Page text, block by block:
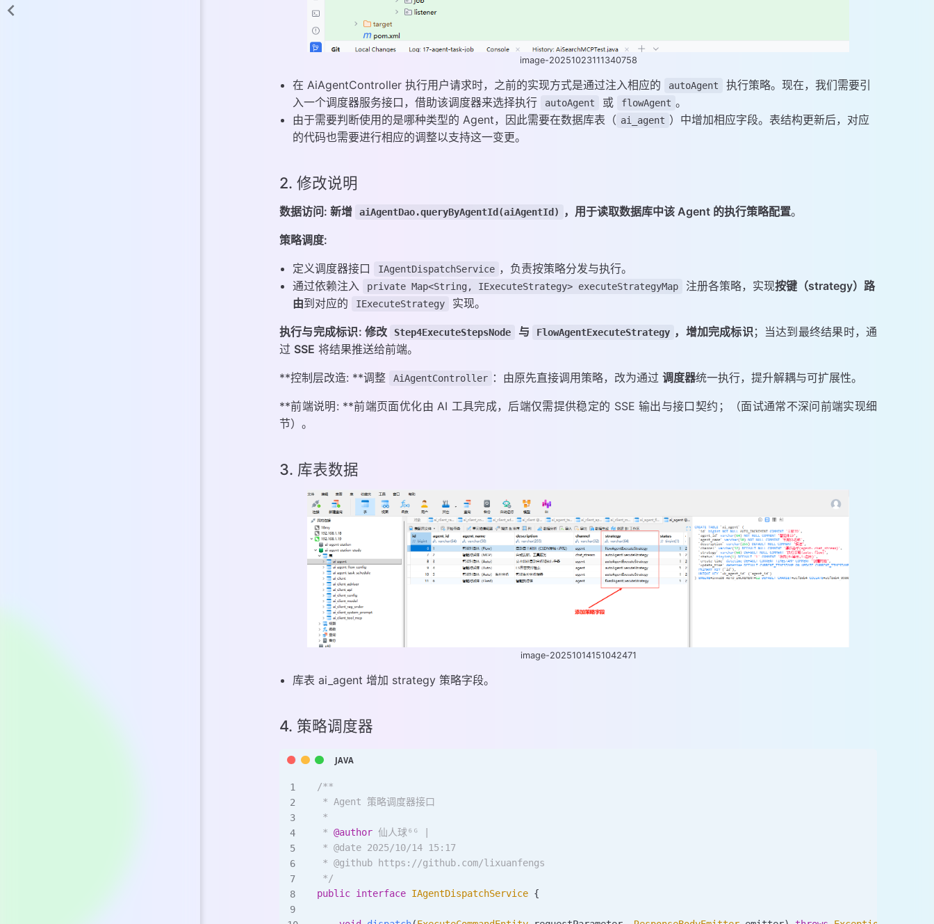
image-20251023111340758
在 AiAgentController 执行用户请求时，之前的实现方式是通过注入相应的 autoAgent
执行策略。现在，我们需要引
入一个调度器服务接口，借助该调度器来选择执行
autoAgent 或 flowAgent 。
由于需要判断使用的是哪种类型的 Agent，因此需要在数据库表（ ai_agent ）中增加相应字段。表结构更新后，对应
的代码也需要进行相应的调整以支持这一变更。
2. 修改说明
数据访问: 新增 aiAgentDao.queryByAgentId(aiAgentId) ，用于读取数据库中该 Agent 的执行策略配置。
策略调度:
定义调度器接口 IAgentDispatchService ，负责按策略分发与执行。
通过依赖注入
private Map<String, IExecuteStrategy> executeStrategyMap 注册各策略，实现按键（strategy）路
由到对应的 IExecuteStrategy 实现。
执行与完成标识: 修改 Step4ExecuteStepsNode 与 FlowAgentExecuteStrategy ，增加完成标识 ；当达到最终结果时，通
过 SSE 将结果推送给前端。
**控制层改造: **调整 AiAgentController ：由原先直接调用策略，改为通过 调度器统一执行，提升解耦与可扩展性。
**前端说明: **前端页面优化由 AI 工具完成，后端仅需提供稳定的 SSE 输出与接口契约；（面试通常不深问前端实现细
节）。
3. 库表数据
image-20251014151042471
库表 ai_agent 增加 strategy 策略字段。
4. 策略调度器
/**
* Agent 策略调度器接口
*
* @author 仙人球⁶ᴳ |
* @date 2025/10/14 15:17
* @github https://github.com/lixuanfengs
*/
public interface IAgentDispatchService {